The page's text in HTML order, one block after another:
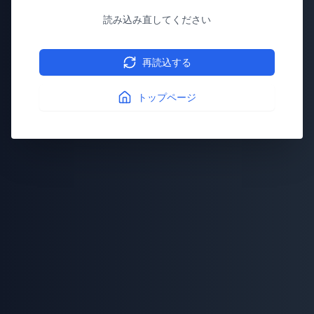
読み込み直してください
再読込する
トップページ